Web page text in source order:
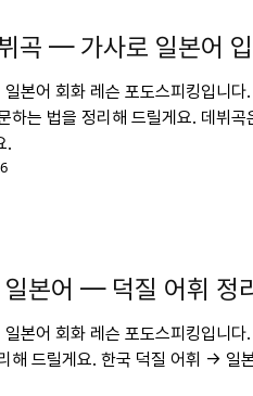
곡 — 가사로 일본어
본어 회화 레슨 포도스피킹입니다.
하는 법을 정리해 드릴게요. 데뷔곡
.
일본어 — 덕질 어휘 정
본어 회화 레슨 포도스피킹입니다.
해 드릴게요. 한국 덕질 어휘 → 일